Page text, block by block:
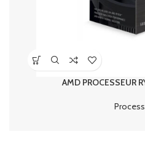
AMD PROCESSEUR